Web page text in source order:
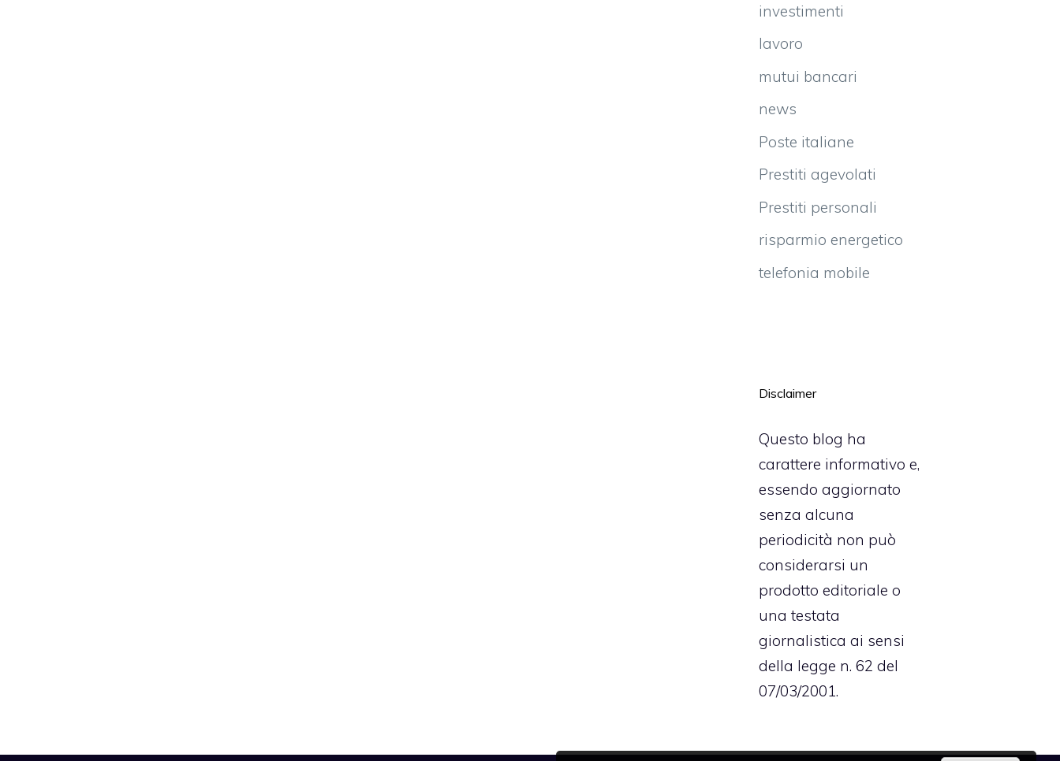
investimenti
lavoro
mutui bancari
news
Poste italiane
Prestiti agevolati
Prestiti personali
risparmio energetico
telefonia mobile
Disclaimer
Questo blog ha
carattere informativo e,
essendo aggiornato
senza alcuna
periodicità non può
considerarsi un
prodotto editoriale o
una testata
giornalistica ai sensi
della legge n. 62 del
07/03/2001.